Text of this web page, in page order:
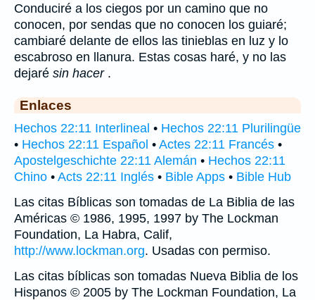
Conduciré a los ciegos por un camino que no
conocen, por sendas que no conocen los guiaré;
cambiaré delante de ellos las tinieblas en luz y lo
escabroso en llanura. Estas cosas haré, y no las
dejaré sin hacer.
Enlaces
Hechos 22:11 Interlineal • Hechos 22:11 Plurilingüe
• Hechos 22:11 Español • Actes 22:11 Francés •
Apostelgeschichte 22:11 Alemán • Hechos 22:11
Chino • Acts 22:11 Inglés • Bible Apps • Bible Hub
Las citas Bíblicas son tomadas de La Biblia de las
Américas © 1986, 1995, 1997 by The Lockman
Foundation, La Habra, Calif,
http://www.lockman.org. Usadas con permiso.
Las citas bíblicas son tomadas Nueva Biblia de los
Hispanos © 2005 by The Lockman Foundation, La